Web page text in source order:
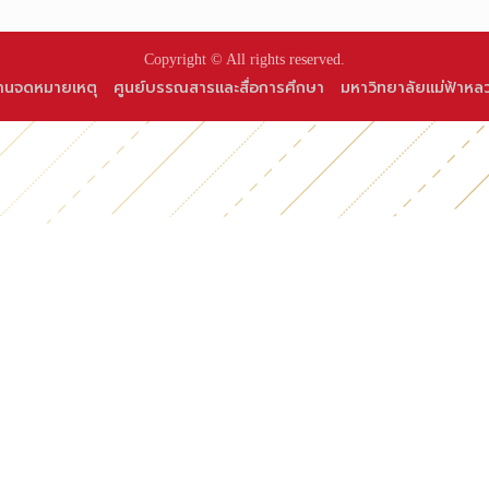
Copyright © All rights reserved.
นจดหมายเหตุ ศูนย์บรรณสารและสื่อการศึกษา มหาวิทยาลัยแม่ฟ้าหล